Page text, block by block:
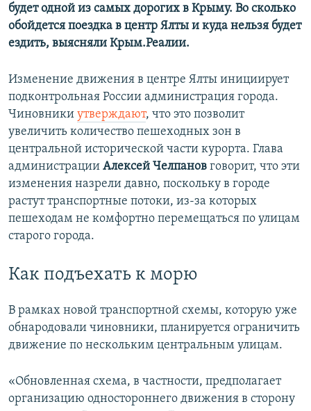
будет одной из самых дорогих в Крыму. Во сколько
обойдется поездка в центр Ялты и куда нельзя будет
ездить, выясняли Крым.Реалии.
Изменение движения в центре Ялты инициирует
подконтрольная России администрация города.
Чиновники утверждают, что это позволит
увеличить количество пешеходных зон в
центральной исторической части курорта. Глава
администрации Алексей Челпанов говорит, что эти
изменения назрели давно, поскольку в городе
растут транспортные потоки, из-за которых
пешеходам не комфортно перемещаться по улицам
старого города.
Как подъехать к морю
В рамках новой транспортной схемы, которую уже
обнародовали чиновники, планируется ограничить
движение по нескольким центральным улицам.
«Обновленная схема, в частности, предполагает
организацию одностороннего движения в сторону